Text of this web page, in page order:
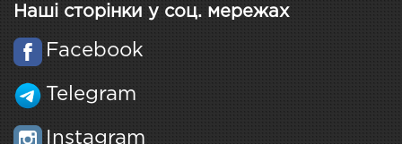
Наші сторінки у соц. мережах
Facebook
Telegram
Instagram